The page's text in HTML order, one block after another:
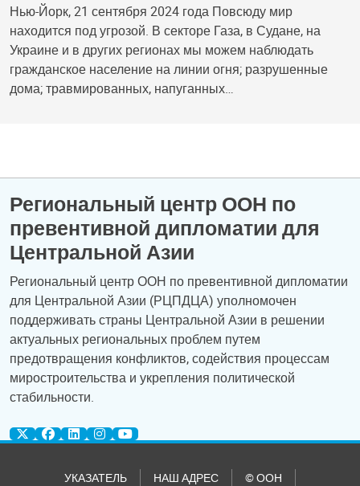
Нью-Йорк, 21 сентября 2024 года Повсюду мир
находится под угрозой. В секторе Газа, в Судане, на
Украине и в других регионах мы можем наблюдать
гражданское население на линии огня; разрушенные
дома; травмированных, напуганных…
Региональный центр ООН по
превентивной дипломатии для
Центральной Азии
Региональный центр ООН по превентивной дипломатии
для Центральной Азии (РЦПДЦА) уполномочен
поддерживать страны Центральной Азии в решении
актуальных региональных проблем путем
предотвращения конфликтов, содействия процессам
миростроительства и укрепления политической
стабильности.
УКАЗАТЕЛЬ НАШ АДРЕС © ООН